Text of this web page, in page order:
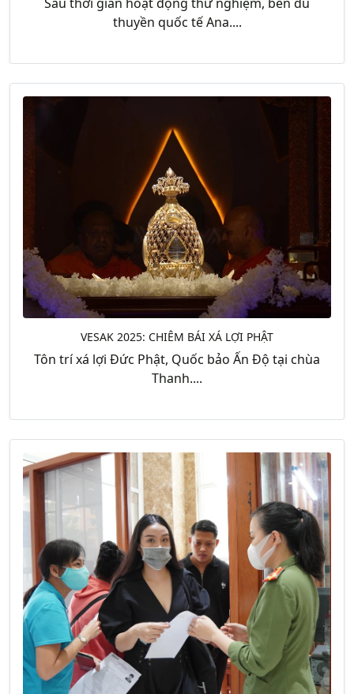
thuyền quốc tế Ana....
VESAK 2025: CHIÊM BÁI XÁ LỢI PHẬT
Tôn trí xá lợi Đức Phật, Quốc bảo Ấn Độ tại chùa
Thanh....